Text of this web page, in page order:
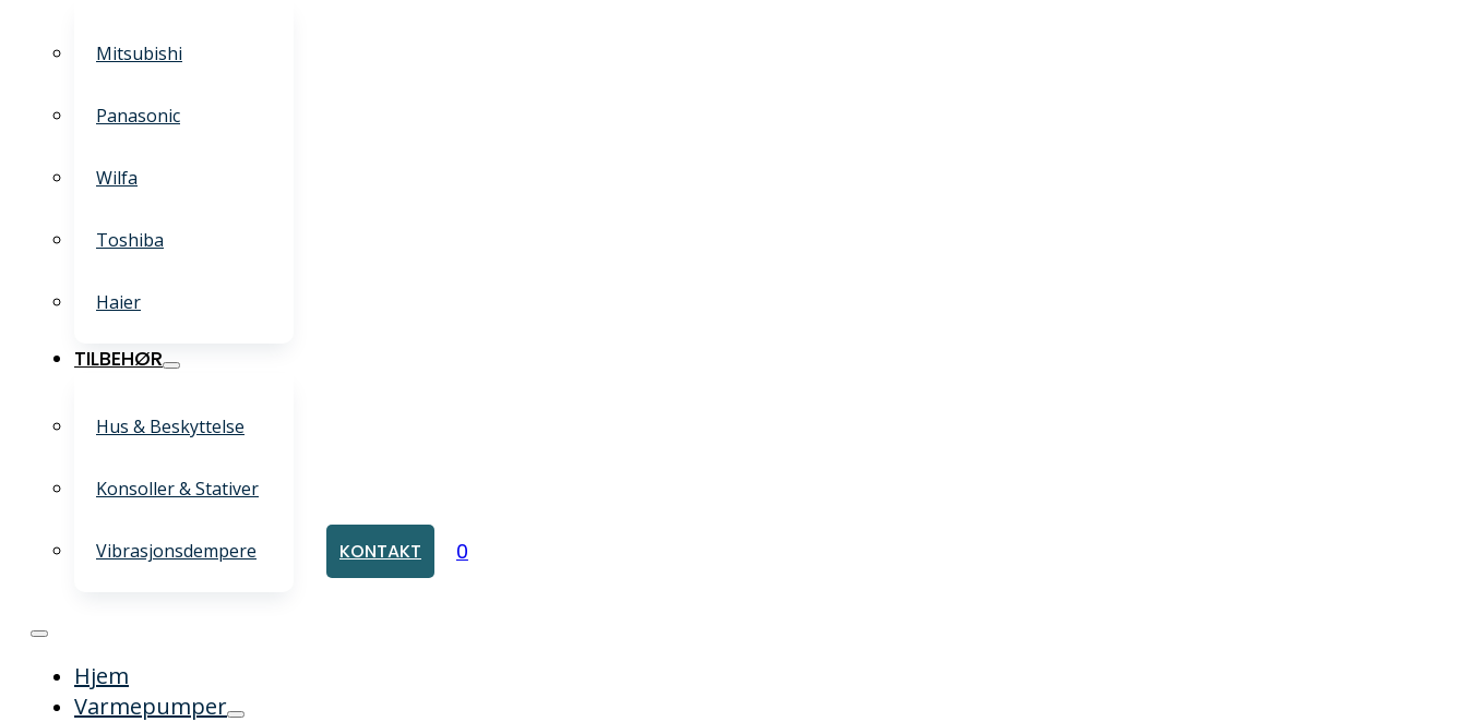
Mitsubishi
Panasonic
Wilfa
Toshiba
Haier
TILBEHØR
Hus & Beskyttelse
Konsoller & Stativer
Vibrasjonsdempere
Hjem
Varmepumper
KONTAKT 0